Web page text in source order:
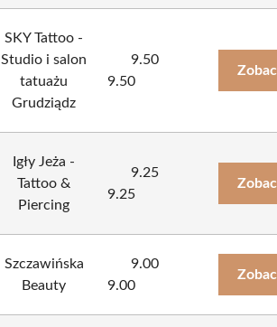
SKY Tattoo -
Studio i salon
tatuażu
Grudziądz
9.50
9.50
Igły Jeża -
Tattoo &
Piercing
9.25
9.25
Szczawińska
Beauty
9.00
9.00